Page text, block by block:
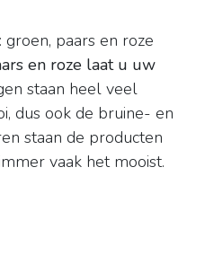
paars en roze
en roze laat u uw
staan heel veel
dus ook de bruine- en
staan de producten
vaak het mooist.